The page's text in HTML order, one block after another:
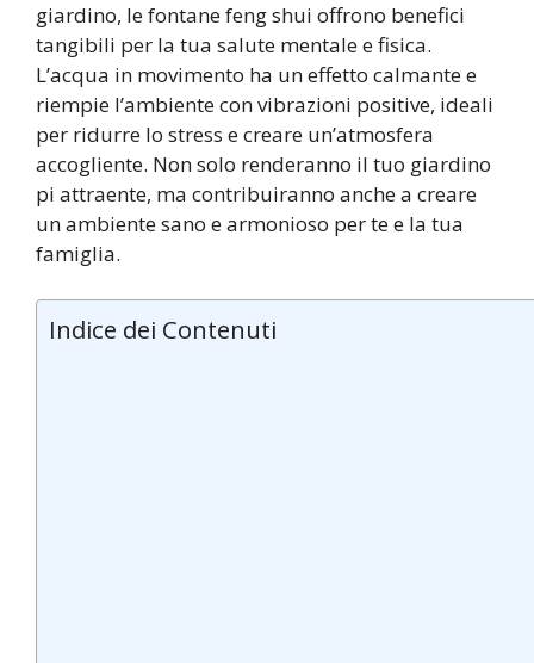
giardino, le fontane feng shui offrono benefici
tangibili per la tua salute mentale e fisica.
L’acqua in movimento ha un effetto calmante e
riempie l’ambiente con vibrazioni positive, ideali
per ridurre lo stress e creare un’atmosfera
accogliente. Non solo renderanno il tuo giardino
pi attraente, ma contribuiranno anche a creare
un ambiente sano e armonioso per te e la tua
famiglia.
Indice dei Contenuti